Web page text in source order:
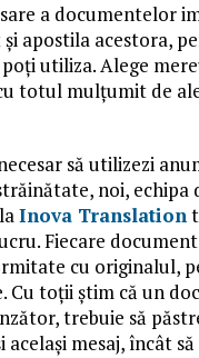
a documentelor
apostila acestora,
poți utiliza. Alege
totul mulțumit de
să utilizezi
noi, echipa
Inova Translation
Fiecare
cu originalul,
Cu toții știm că un
trebuie să
mesaj, încât